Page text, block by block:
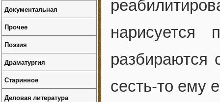
разбираются
сесть-то ему
Документальная
Прочее
Поэзия
Драматургия
Старинное
Деловая литература